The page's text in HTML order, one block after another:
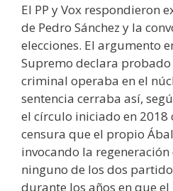
El PP y Vox respondieron
de Pedro Sánchez y la
elecciones. El argumento
Supremo declara
criminal operaba en el
sentencia cerraba así,
el círculo iniciado en 2018
censura que el propio
invocando la
ninguno de los dos
durante los años en que el